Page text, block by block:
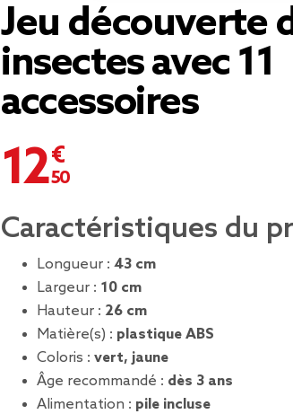
Jeu découverte
insectes avec 11
accessoires
12,50 €
Caractéristiques du
Longueur : 43 cm
Largeur : 10 cm
Hauteur : 26 cm
Matière(s) : plastique ABS
Coloris : vert, jaune
Âge recommandé : dès 3 ans
Alimentation : pile incluse